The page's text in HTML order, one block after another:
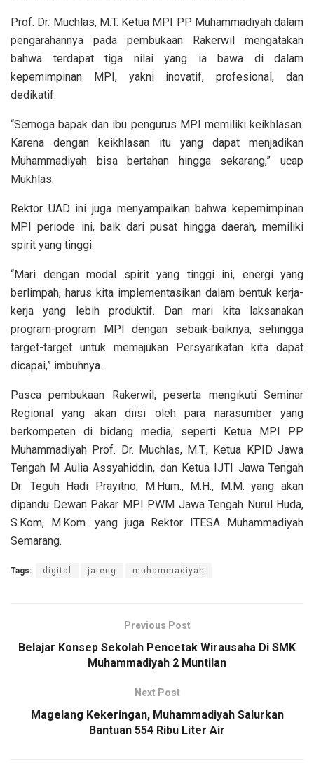
Prof. Dr. Muchlas, M.T. Ketua MPI PP Muhammadiyah dalam
pengarahannya pada pembukaan Rakerwil mengatakan
bahwa terdapat tiga nilai yang ia bawa di dalam
kepemimpinan MPI, yakni inovatif, profesional, dan
dedikatif.
“Semoga bapak dan ibu pengurus MPI memiliki keikhlasan.
Karena dengan keikhlasan itu yang dapat menjadikan
Muhammadiyah bisa bertahan hingga sekarang,” ucap
Mukhlas.
Rektor UAD ini juga menyampaikan bahwa kepemimpinan
MPI periode ini, baik dari pusat hingga daerah, memiliki
spirit yang tinggi.
“Mari dengan modal spirit yang tinggi ini, energi yang
berlimpah, harus kita implementasikan dalam bentuk kerja-
kerja yang lebih produktif. Dan mari kita laksanakan
program-program MPI dengan sebaik-baiknya, sehingga
target-target untuk memajukan Persyarikatan kita dapat
dicapai,” imbuhnya.
Pasca pembukaan Rakerwil, peserta mengikuti Seminar
Regional yang akan diisi oleh para narasumber yang
berkompeten di bidang media, seperti Ketua MPI PP
Muhammadiyah Prof. Dr. Muchlas, M.T., Ketua KPID Jawa
Tengah M Aulia Assyahiddin, dan Ketua IJTI Jawa Tengah
Dr. Teguh Hadi Prayitno, M.Hum., M.H., M.M. yang akan
dipandu Dewan Pakar MPI PWM Jawa Tengah Nurul Huda,
S.Kom, M.Kom. yang juga Rektor ITESA Muhammadiyah
Semarang.
Tags: digital jateng muhammadiyah
Previous Post
Belajar Konsep Sekolah Pencetak Wirausaha Di SMK
Muhammadiyah 2 Muntilan
Next Post
Magelang Kekeringan, Muhammadiyah Salurkan
Bantuan 554 Ribu Liter Air